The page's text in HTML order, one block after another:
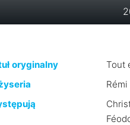
oryginalny
Tout
Rémi